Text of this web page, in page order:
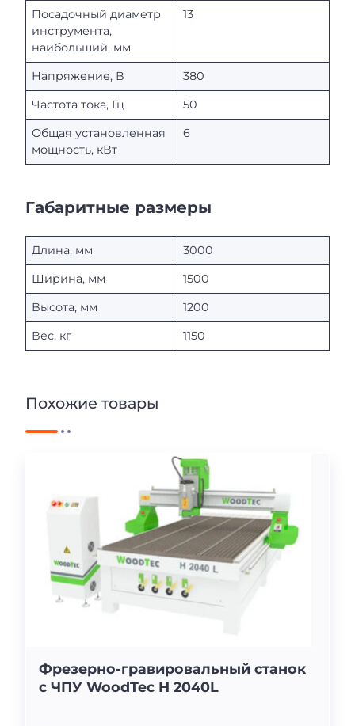
Посадочный диаметр
инструмента,
наибольший, мм
13
Напряжение, В
380
Частота тока, Гц
50
Общая установленная
мощность, кВт
6
Габаритные размеры
Длина, мм
3000
Ширина, мм
1500
Высота, мм
1200
Вес, кг
1150
Похожие товары
Фрезерно-гравировальный станок
с ЧПУ WoodTec H 2040L